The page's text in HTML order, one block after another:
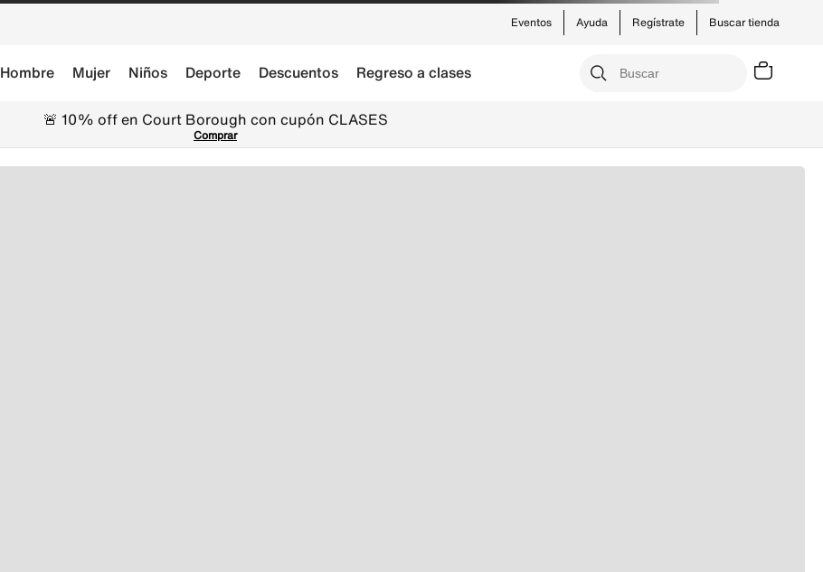
Buscar tienda
Ayuda Regístrate
Eventos
Hombre Mujer Niños Deporte Descuentos Regreso a clases
🚨 10% off en Court Borough con cupón CLASES
Comprar